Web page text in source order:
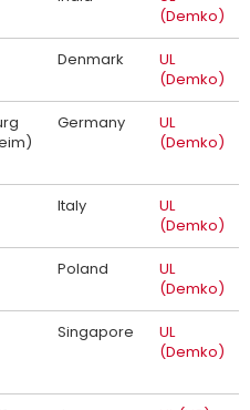
(Demko)
Denmark
UL
(Demko)
Germany
UL
(Demko)
Italy
UL
(Demko)
Poland
UL
(Demko)
Singapore
UL
(Demko)